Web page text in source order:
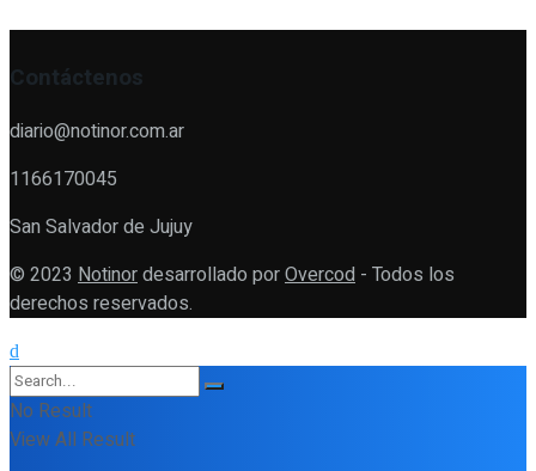
Contáctenos
diario@notinor.com.ar
1166170045
San Salvador de Jujuy
© 2023 Notinordesarrollado porOvercod - Todos los
derechos reservados.
No Result
View All Result